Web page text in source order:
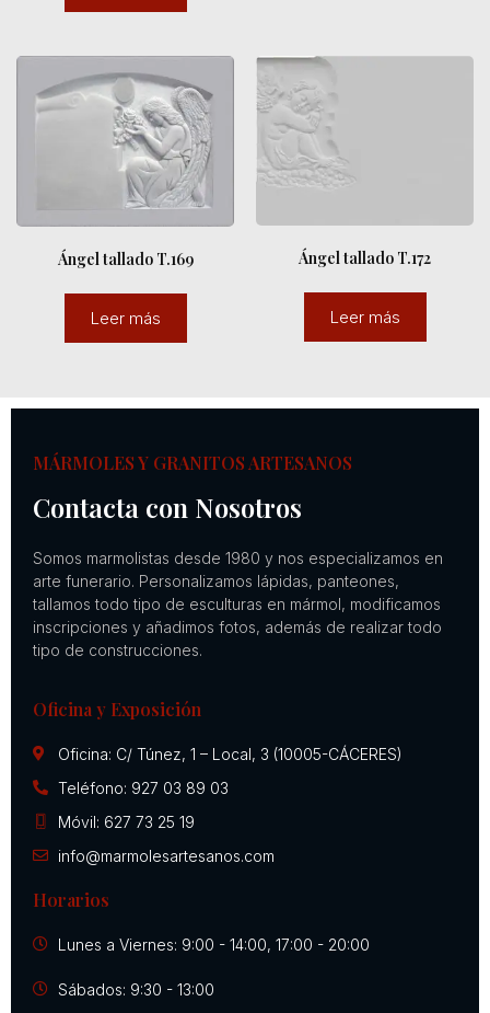
Ángel tallado T.169
Leer más
Ángel tallado T.172
Leer más
MÁRMOLES Y GRANITOS ARTESANOS
Contacta con Nosotros
Somos marmolistas desde 1980 y nos especializamos en
arte funerario. Personalizamos lápidas, panteones,
tallamos todo tipo de esculturas en mármol, modificamos
inscripciones y añadimos fotos, además de realizar todo
tipo de construcciones.
Oficina y Exposición
Oficina: C/ Túnez, 1 – Local, 3 (10005-CÁCERES)
Teléfono: 927 03 89 03
Móvil: 627 73 25 19
info@marmolesartesanos.com
Horarios
Lunes a Viernes: 9:00 - 14:00, 17:00 - 20:00
Sábados: 9:30 - 13:00